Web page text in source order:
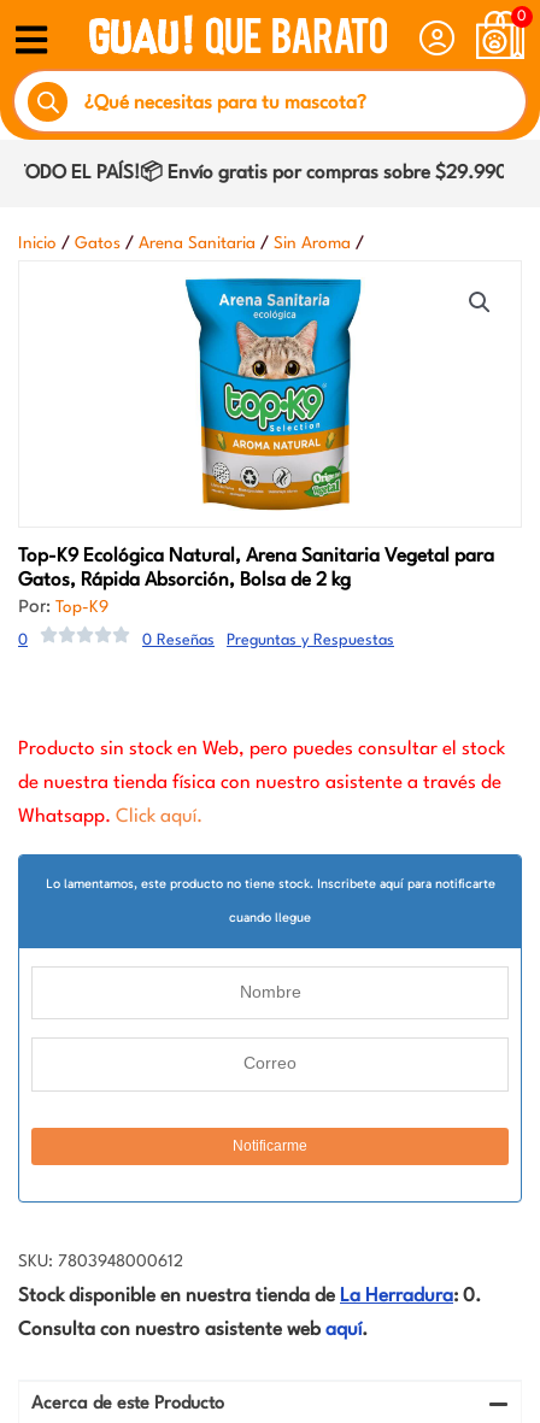
contenido
0
Búsqueda
de
productos
TODO EL PAÍS!📦 Envío gratis por compras sobre $29.990
Inicio / Gatos / Arena Sanitaria / Sin Aroma /
Top-K9Ecológica Natural, Arena Sanitaria Vegetal para
Gatos, Rápida Absorción, Bolsa de 2 kg
Por: Top-K9
0 0 Reseñas Preguntas y Respuestas
Producto sin stock en Web, pero puedes consultar el stock
de nuestra tienda física con nuestro asistente a través de
Whatsapp. Click aquí.
Lo lamentamos, este producto no tiene stock. Inscribete aquí para notificarte
cuando llegue
SKU: 7803948000612
Stock disponible en nuestra tienda de La Herradura: 0.
Consulta con nuestro asistente web aquí.
Acerca de este Producto